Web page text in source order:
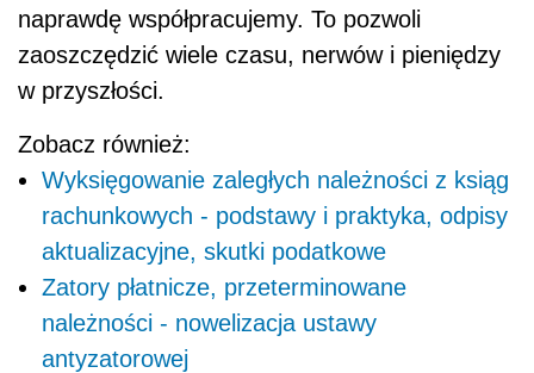
naprawdę współpracujemy. To pozwoli
zaoszczędzić wiele czasu, nerwów i pieniędzy
w przyszłości.
Zobacz również:
Wyksięgowanie zaległych należności z ksiąg
rachunkowych - podstawy i praktyka, odpisy
aktualizacyjne, skutki podatkowe
Zatory płatnicze, przeterminowane
należności - nowelizacja ustawy
antyzatorowej